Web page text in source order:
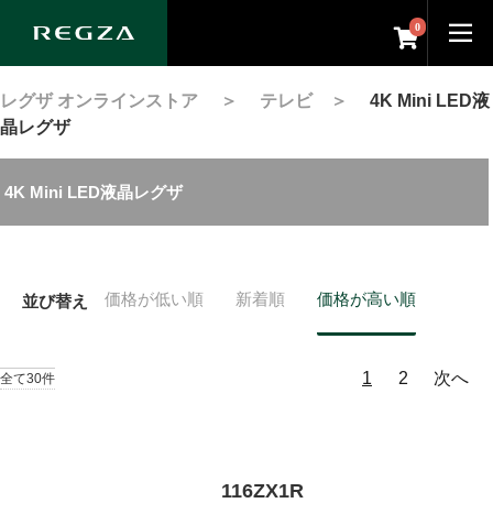
0
レグザ オンラインストア ＞ テレビ＞ 4K Mini LED液
晶レグザ
4K Mini LED液晶レグザ
並び替え 価格が低い順 新着順 価格が高い順
全て30件 1 2 次へ
116ZX1R